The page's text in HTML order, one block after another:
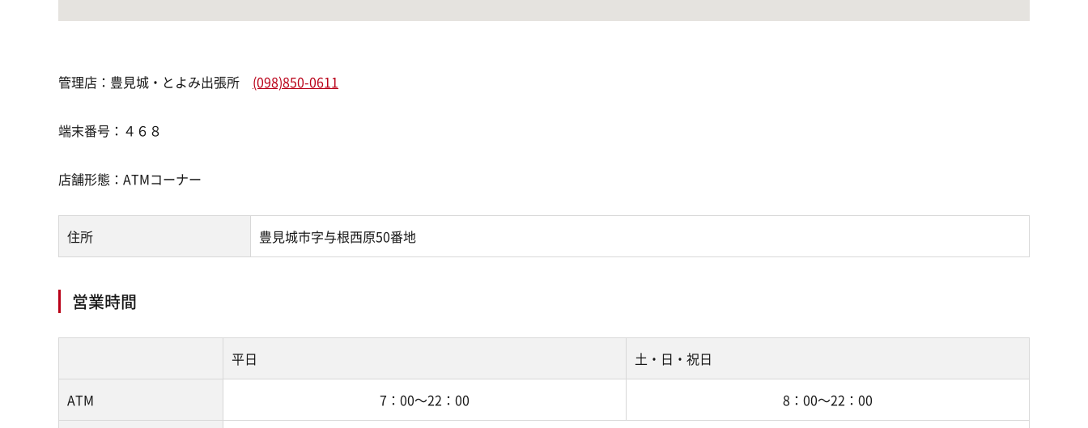
管理店：豊見城・とよみ出張所 (098)850-0611
端末番号：４６８
店舗形態：ATMコーナー
住所 豊見城市字与根西原50番地
営業時間
平日 土・日・祝日
ATM 7：00～22：00 8：00～22：00